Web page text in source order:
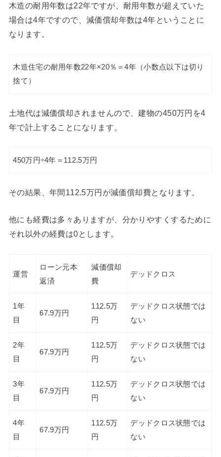
木造の耐用年数は22年ですが、耐用年数が超えていた
場合は4年ですので、減価償却年数は4年ということに
なります。
木造住宅の耐用年数22年×20％＝4年（小数点以下は切り
捨て）
土地代は減価償却されませんので、建物の450万円を4
年で計上することになります。
450万円÷4年＝112.5万円
その結果、年間112.5万円が減価償却費となります。
他にも経費は多々ありますが、分かりやすくするために
それ以外の経費は0とします。
運営
ローン元本
返済
減価償却
費
デッドクロス
1年
目
67.9万円
112.5万
円
デッドクロス状態では
ない
2年
目
67.9万円
112.5万
円
デッドクロス状態では
ない
3年
目
67.9万円
112.5万
円
デッドクロス状態では
ない
4年
目
67.9万円
112.5万
円
デッドクロス状態では
ない